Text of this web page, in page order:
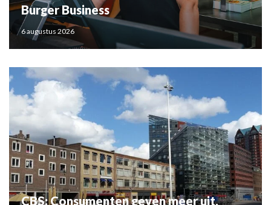
Burger Business
6 augustus 2026
CBS: Consumenten geven meer uit,